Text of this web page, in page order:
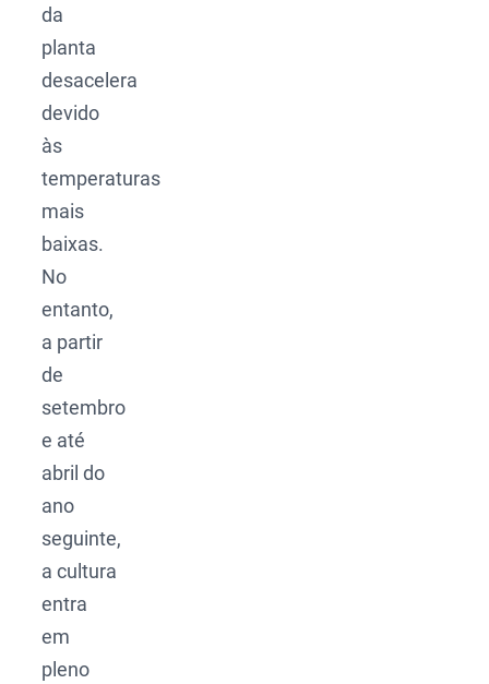
da
planta
desacelera
devido
às
temperaturas
mais
baixas.
No
entanto,
a partir
de
setembro
e até
abril do
ano
seguinte,
a cultura
entra
em
pleno